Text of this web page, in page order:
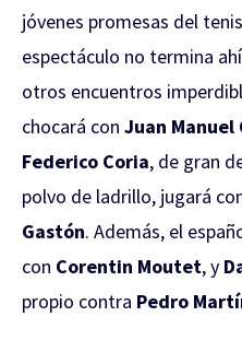
jóvenes promesas del
espectáculo no termina
otros encuentros
chocará con Juan Manuel
Federico Coria, de gran
polvo de ladrillo, jugará
Gastón. Además, el
con Corentin Moutet, y
propio contra Pedro